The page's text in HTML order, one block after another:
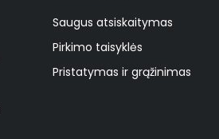
Saugus atsiskaitymas
Pirkimo taisyklės
Pristatymas ir grąžinimas